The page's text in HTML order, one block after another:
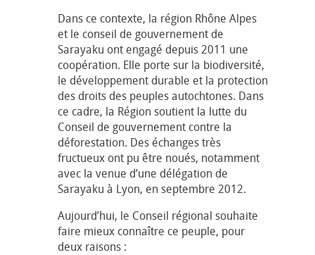
Dans ce contexte, la région Rhône Alpes
et le conseil de gouvernement de
Sarayaku ont engagé depuis 2011 une
coopération. Elle porte sur la biodiversité,
le développement durable et la protection
des droits des peuples autochtones. Dans
ce cadre, la Région soutient la lutte du
Conseil de gouvernement contre la
déforestation. Des échanges très
fructueux ont pu être noués, notamment
avec la venue d’une délégation de
Sarayaku à Lyon, en septembre 2012.
Aujourd’hui, le Conseil régional souhaite
faire mieux connaître ce peuple, pour
deux raisons :